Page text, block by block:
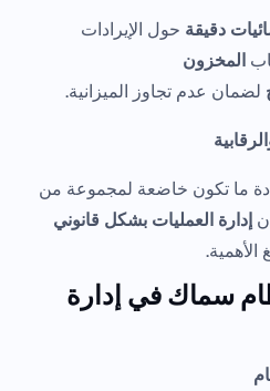
دقيقة حول الإيرادات
المخزون
لضمان عدم تجاوز الميزانية.
ما تكون خاضعة لمجموعة من
إدارة العمليات بشكل قانوني
الأهمية.
سماك في إدارة